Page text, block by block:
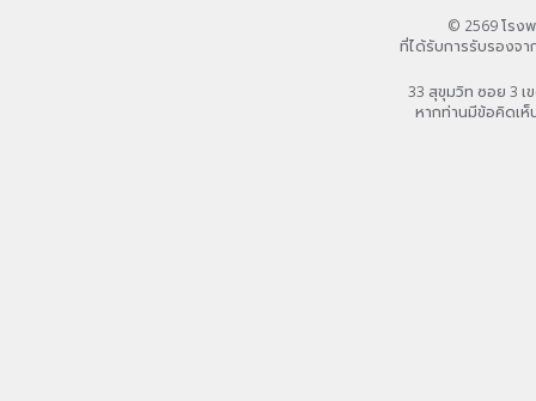
© 2569 โรง
ที่ได้รับการรับรองจา
33 สุขุมวิท ซอย 3 เ
หากท่านมีข้อคิดเห็